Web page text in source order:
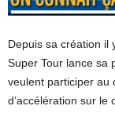
Depuis sa création il
Super Tour lance sa
veulent participer au
d’accélération sur le